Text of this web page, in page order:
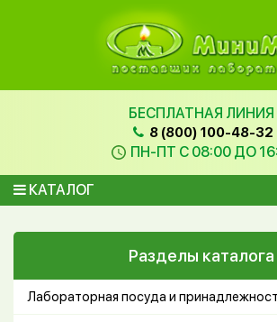
БЕСПЛАТНАЯ ЛИНИЯ
8 (800) 100-48-32
ПН-ПТ С 08:00 ДО
КАТАЛОГ
Разделы каталога
Лабораторная посуда и